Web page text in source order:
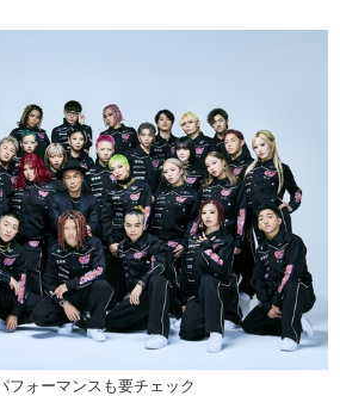
フォーマンスも要チェック